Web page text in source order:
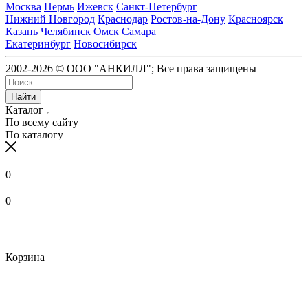
Москва Пермь Ижевск Санкт-Петербург
Нижний Новгород Краснодар Ростов-на-Дону Красноярск
Казань Челябинск Омск Самара
Екатеринбург Новосибирск
2002-2026 © ООО "АНКИЛЛ"; Все права защищены
Найти
Каталог
По всему сайту
По каталогу
0
0
Корзина